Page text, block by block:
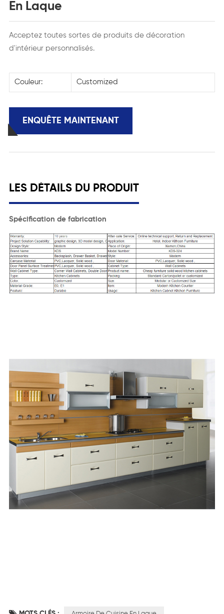
En Laque
Acceptez toutes sortes de produits de décoration
d'intérieur personnalisés.
Couleur: Customized
ENQUÊTE MAINTENANT
LES DÉTAILS DU PRODUIT
Spécification de fabrication